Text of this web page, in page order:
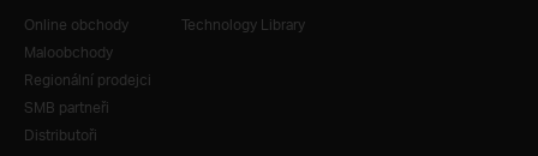
Online obchody
Maloobchody
Regionální prodejci
SMB partneři
Distributoři
Technology Library